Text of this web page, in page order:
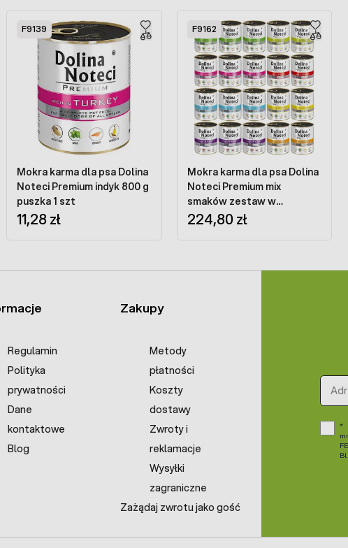
F9139
Mokra karma dla psa Dolina
Noteci Premium indyk 800 g
puszka 1 szt
11,28 zł
F9162
Mokra karma dla psa Dolina
Noteci Premium mix
smaków zestaw w
puszkach 20 x 800 g
224,80 zł
Regulamin
Polityka
prywatności
Dane
kontaktowe
Blog
Zakupy
Metody
płatności
Koszty
dostawy
Zwroty i
reklamacje
Wysyłki
zagraniczne
Zażądaj zwrotu jako gość
Adres